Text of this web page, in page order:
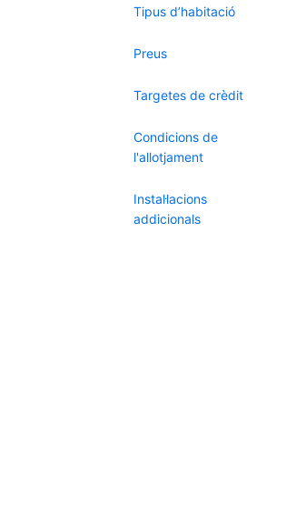
Tipus d’habitació
Preus
Targetes de crèdit
Condicions de
l'allotjament
Instal·lacions
addicionals